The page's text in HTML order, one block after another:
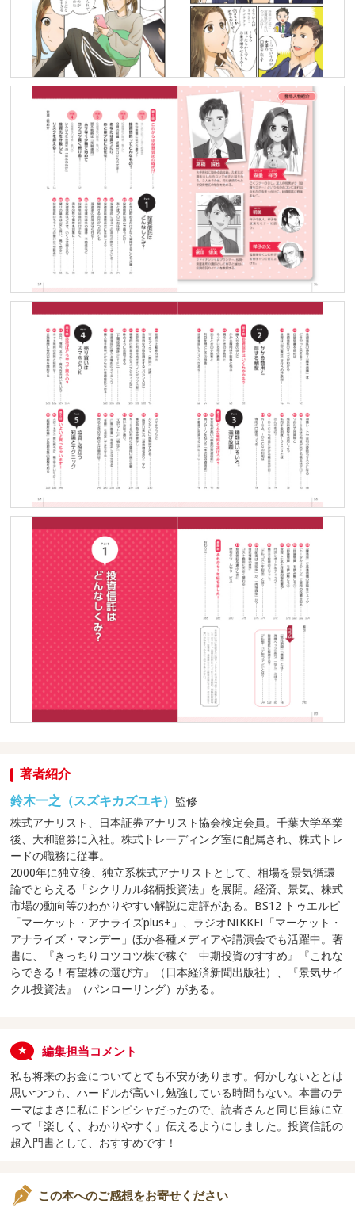
著者紹介
鈴木一之（スズキカズユキ） 監修
株式アナリスト、日本証券アナリスト協会検定会員。千葉大学卒業
後、大和證券に入社。株式トレーディング室に配属され、株式トレ
ードの職務に従事。
2000年に独立後、独立系株式アナリストとして、相場を景気循環
論でとらえる「シクリカル銘柄投資法」を展開。経済、景気、株式
市場の動向等のわかりやすい解説に定評がある。BS12 トゥエルビ
「マーケット・アナライズplus+」、ラジオNIKKEI「マーケット・
アナライズ・マンデー」ほか各種メディアや講演会でも活躍中。著
書に、『きっちりコツコツ株で稼ぐ 中期投資のすすめ』『これな
らできる！有望株の選び方』（日本経済新聞出版社）、『景気サイ
クル投資法』（パンローリング）がある。
編集担当コメント
私も将来のお金についてとても不安があります。何かしないととは
思いつつも、ハードルが高いし勉強している時間もない。本書のテ
ーマはまさに私にドンピシャだったので、読者さんと同じ目線に立
って「楽しく、わかりやすく」伝えるようにしました。投資信託の
超入門書として、おすすめです！
この本へのご感想をお寄せください